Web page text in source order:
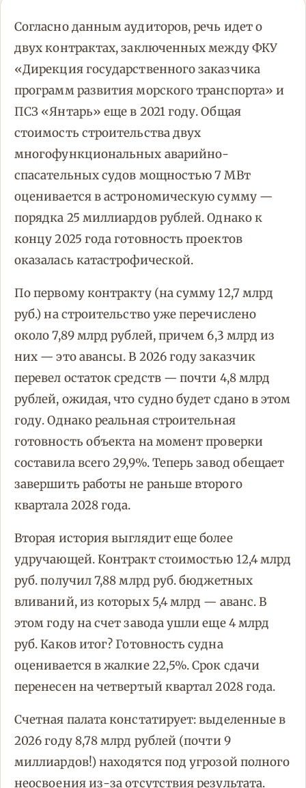
Согласно данным аудиторов, речь идет о
двух контрактах, заключенных между ФКУ
«Дирекция государственного заказчика
программ развития морского транспорта» и
ПСЗ «Янтарь» еще в 2021 году. Общая
стоимость строительства двух
многофункциональных аварийно-
спасательных судов мощностью 7 МВт
оценивается в астрономическую сумму —
порядка 25 миллиардов рублей. Однако к
концу 2025 года готовность проектов
оказалась катастрофической.
По первому контракту (на сумму 12,7 млрд
руб.) на строительство уже перечислено
около 7,89 млрд рублей, причем 6,3 млрд из
них — это авансы. В 2026 году заказчик
перевел остаток средств — почти 4,8 млрд
рублей, ожидая, что судно будет сдано в этом
году. Однако реальная строительная
готовность объекта на момент проверки
составила всего 29,9%. Теперь завод обещает
завершить работы не раньше второго
квартала 2028 года.
Вторая история выглядит еще более
удручающей. Контракт стоимостью 12,4 млрд
руб. получил 7,88 млрд руб. бюджетных
вливаний, из которых 5,4 млрд — аванс. В
этом году на счет завода ушли еще 4 млрд
руб. Каков итог? Готовность судна
оценивается в жалкие 22,5%. Срок сдачи
перенесен на четвертый квартал 2028 года.
Счетная палата констатирует: выделенные в
2026 году 8,78 млрд рублей (почти 9
миллиардов!) находятся под угрозой полного
неосвоения из-за отсутствия результата.